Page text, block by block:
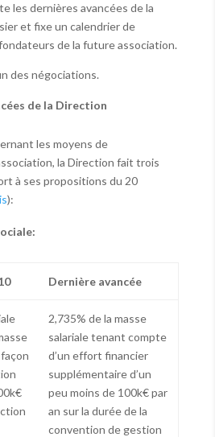
les dernières avancées de la
et fixe un calendrier de
de la future association.
des négociations.
de la Direction
les moyens de
la Direction fait trois
à ses propositions du 20
):
Dernière avancée
2,735% de la masse
salariale tenant compte
d’un effort financier
supplémentaire d’un
peu moins de 100k€ par
an sur la durée de la
convention de gestion